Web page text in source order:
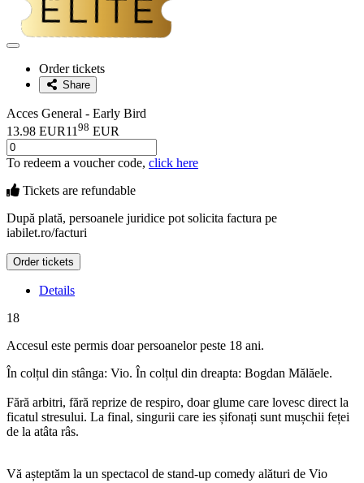
Adaugă
favoriteOrder tickets
Share
Acces General - Early Bird
13.98 EUR11 98 EUR
To redeem a voucher code, click here
Tickets are refundable
După plată, persoanele juridice pot solicita factura pe
iabilet.ro/facturi
Order tickets
Details
18
Accesul este permis doar persoanelor peste 18 ani.
În colțul din stânga: Vio. În colțul din dreapta: Bogdan Mălăele.
Fără arbitri, fără reprize de respiro, doar glume care lovesc direct la
ficatul stresului. La final, singurii care ies șifonați sunt mușchii feței
de la atâta râs.
Vă așteptăm la un spectacol de stand-up comedy alături de Vio